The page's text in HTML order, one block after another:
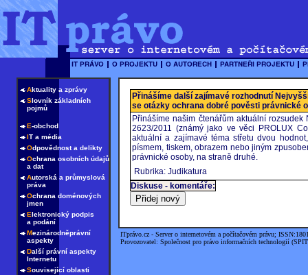
Aktuality a zprávy
Slovník základních
pojmů
E-obchod
IT a média
Odpovědnost a delikty
Ochrana osobních údajů
a dat
Autorská a průmyslová
práva
Ochrana doménových
jmen
Elektronický podpis
a podání
Mezinárodněprávní
aspekty
Další právní aspekty
Internetu
Související oblasti
Přinášíme další zajímavé rozhodnutí
se otázky ochrana dobré pověsti právnické
Přinášíme našim čtenářům aktuální
2623/2011 (známý jako ve věci PROLUX
aktuální a zajímavé téma střetu dvou
písmem, tiskem, obrazem nebo jiným
právnické osoby, na straně druhé.
Rubrika: Judikatura
Diskuse - komentáře:
ITprávo.cz - Server o internetovém a počítačovém právu;
Provozovatel: Společnost pro právo informačních technologií